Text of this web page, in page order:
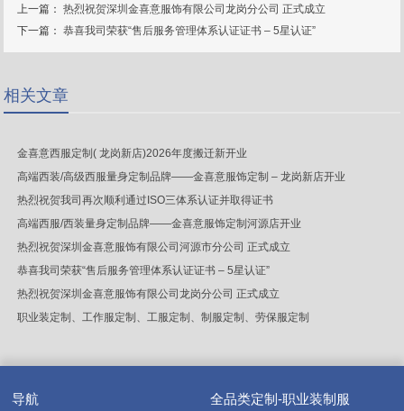
上一篇：热烈祝贺深圳金喜意服饰有限公司龙岗分公司 正式成立
下一篇：恭喜我司荣获“售后服务管理体系认证证书 – 5星认证”
相关文章
金喜意西服定制( 龙岗新店)2026年度搬迁新开业
高端西装/高级西服量身定制品牌——金喜意服饰定制 – 龙岗新店开业
热烈祝贺我司再次顺利通过ISO三体系认证并取得证书
高端西服/西装量身定制品牌——金喜意服饰定制河源店开业
热烈祝贺深圳金喜意服饰有限公司河源市分公司 正式成立
恭喜我司荣获“售后服务管理体系认证证书 – 5星认证”
热烈祝贺深圳金喜意服饰有限公司龙岗分公司 正式成立
职业装定制、工作服定制、工服定制、制服定制、劳保服定制
导航 全品类定制-职业装制服